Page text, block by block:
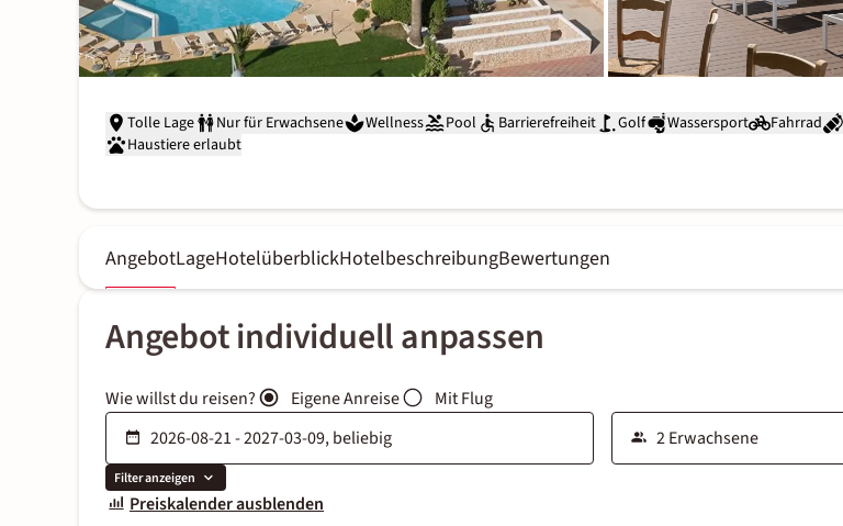
Tolle Lage Nur für Erwachsene Wellness Pool Barrierefreiheit Golf Wassersport Fahrrad
Haustiere erlaubt
AngebotLageHotelüberblickHotelbeschreibungBewertungen
Angebot individuell anpassen
Wie willst du reisen? Eigene Anreise Mit Flug
Filter anzeigen
Preiskalender ausblenden